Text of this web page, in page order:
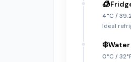
🧊
4°C /
Ideal
❄️
0°C /